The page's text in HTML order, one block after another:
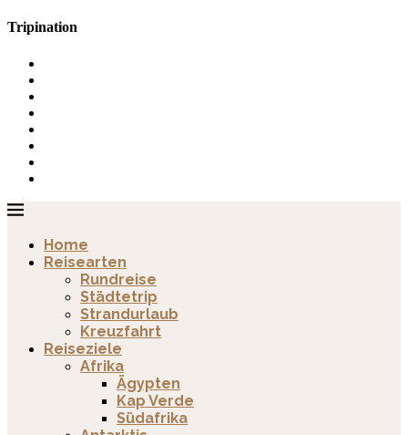
Tripination
Home
Reisearten
Rundreise
Städtetrip
Strandurlaub
Kreuzfahrt
Reiseziele
Afrika
Ägypten
Kap Verde
Südafrika